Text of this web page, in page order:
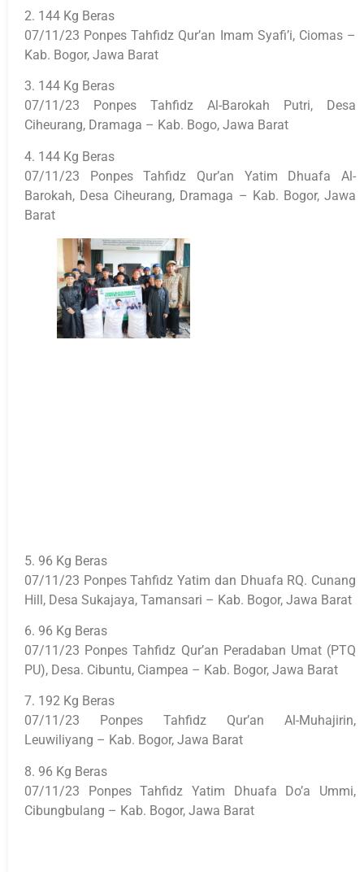
2. 144 Kg Beras
07/11/23 Ponpes Tahfidz Qur’an Imam Syafi’i, Ciomas –
Kab. Bogor, Jawa Barat
3. 144 Kg Beras
07/11/23 Ponpes Tahfidz Al-Barokah Putri, Desa
Ciheurang, Dramaga – Kab. Bogo, Jawa Barat
4. 144 Kg Beras
07/11/23 Ponpes Tahfidz Qur’an Yatim Dhuafa Al-
Barokah, Desa Ciheurang, Dramaga – Kab. Bogor, Jawa
Barat
5. 96 Kg Beras
07/11/23 Ponpes Tahfidz Yatim dan Dhuafa RQ. Cunang
Hill, Desa Sukajaya, Tamansari – Kab. Bogor, Jawa Barat
6. 96 Kg Beras
07/11/23 Ponpes Tahfidz Qur’an Peradaban Umat (PTQ
PU), Desa. Cibuntu, Ciampea – Kab. Bogor, Jawa Barat
7. 192 Kg Beras
07/11/23 Ponpes Tahfidz Qur’an Al-Muhajirin,
Leuwiliyang – Kab. Bogor, Jawa Barat
8. 96 Kg Beras
07/11/23 Ponpes Tahfidz Yatim Dhuafa Do’a Ummi,
Cibungbulang – Kab. Bogor, Jawa Barat